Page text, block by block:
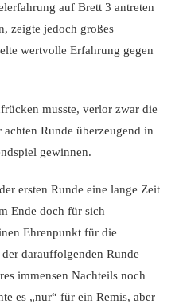
auf Brett 3 antreten
zeigte jedoch großes
wertvolle Erfahrung gegen
musste, verlor zwar die
Runde überzeugend in
gewinnen.
ersten Runde eine lange Zeit
Ende doch für sich
Ehrenpunkt für die
darauffolgenden Runde
immensen Nachteils noch
es „nur“ für ein Remis, aber